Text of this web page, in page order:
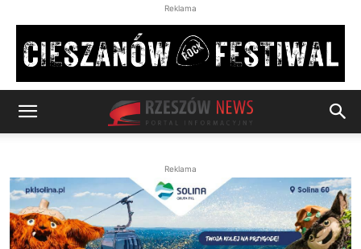
Reklama
Reklama